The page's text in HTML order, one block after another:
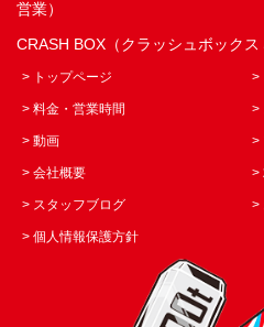
営業）
CRASH BOX（クラッシュボックス
> トップページ >
> 料金・営業時間 >
> 動画 >
> 会社概要 >
> スタッフブログ >
> 個人情報保護方針